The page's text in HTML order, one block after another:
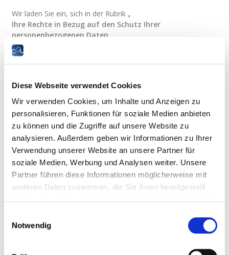
Diese Webseite verwendet Cookies
Wir verwenden Cookies, um Inhalte und Anzeigen zu
personalisieren, Funktionen für soziale Medien anbieten
zu können und die Zugriffe auf unsere Website zu
analysieren. Außerdem geben wir Informationen zu Ihrer
Verwendung unserer Website an unsere Partner für
soziale Medien, Werbung und Analysen weiter. Unsere
Partner führen diese Informationen möglicherweise mit
weiteren Daten zusammen, die Sie ihnen bereitgestellt
Notwendig
Wir laden Sie ein, sich in der Rubrik „
Ihre Rechte in Bezug auf den Schutz Ihrer
personenbezogenen Daten
“ über alle Ihre Rechte in Bezug auf den Schutz Ihrer
personenbezogenen Daten zu informieren.
Sie stehen in beruflichem Kontakt mit
einer Person der CSL
Um welche Art von personenbezogenen
Daten handelt es sich?
Die nachstehenden personenbezogenen Daten können
betroffen sein:
Name;
Vorname;
Arbeitgeber;
Geschäftsanschrift;